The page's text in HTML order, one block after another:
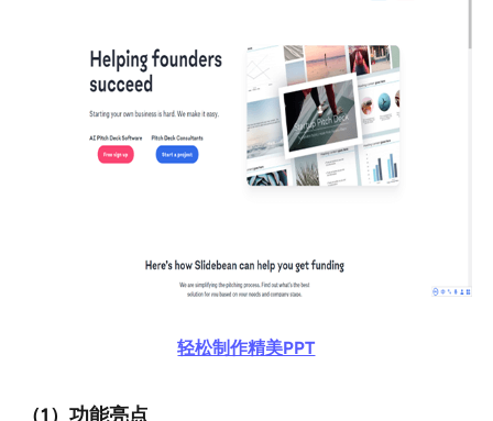
轻松制作精美PPT
（1）功能亮点